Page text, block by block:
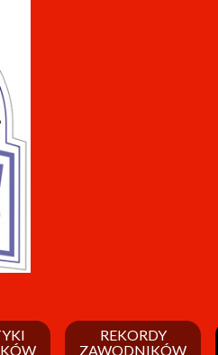
REKORDY
ZAWODNIKÓW